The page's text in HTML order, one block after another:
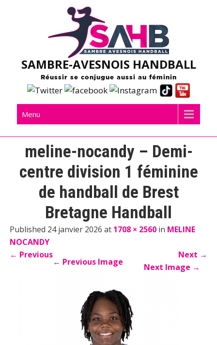
SAMBRE-AVESNOIS HANDBALL
Réussir se conjugue aussi au féminin
Menu
meline-nocandy – Demi-
centre division 1 féminine
de handball de Brest
Bretagne Handball
Published 24 janvier 2026 at 1708 × 2560 in MELINE
NOCANDY
← Previous Next →
← Previous Image Next Image →